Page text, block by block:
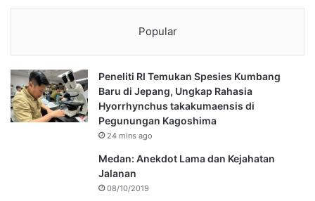
Popular
Peneliti RI Temukan Spesies Kumbang
Baru di Jepang, Ungkap Rahasia
Hyorrhynchus takakumaensis di
Pegunungan Kagoshima
24 mins ago
Medan: Anekdot Lama dan Kejahatan
Jalanan
08/10/2019